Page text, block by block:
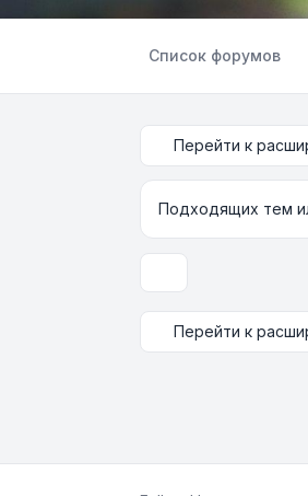
Список форумов
Перейти к
Подходящих тем
Перейти к